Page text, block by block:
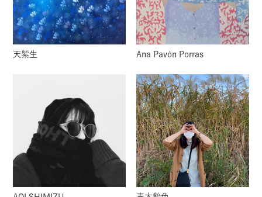
天紫生 Ana Pavón Porras